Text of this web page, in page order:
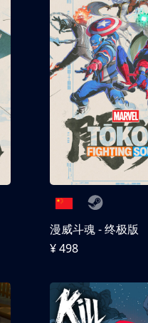
漫威斗魂 - 终极版
¥ 498